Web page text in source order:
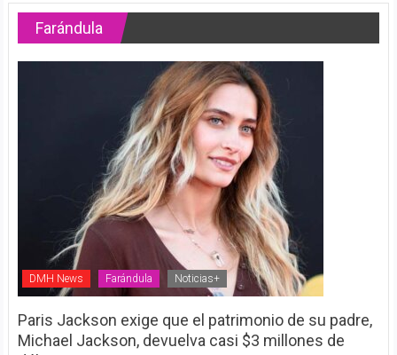
Farándula
DMH News Farándula Noticias+
Paris Jackson exige que el patrimonio de su padre,
Michael Jackson, devuelva casi $3 millones de